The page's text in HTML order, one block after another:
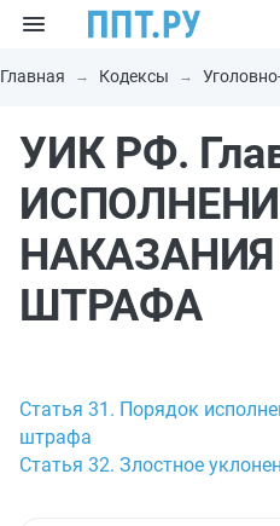
Главная Кодексы
УИК РФ.
ШТРАФА
Статья 31. Порядок
штрафа
Статья 32. Злостное